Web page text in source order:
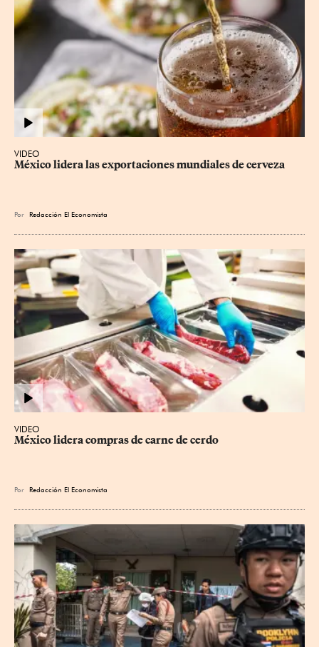
VIDEO
México lidera las exportaciones mundiales de cerveza
Por Redacción El Economista
VIDEO
México lidera compras de carne de cerdo
Por Redacción El Economista